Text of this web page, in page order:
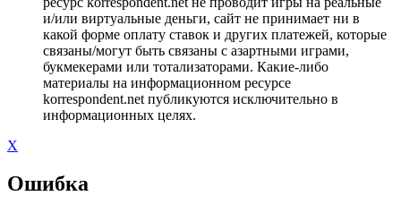
и/или виртуальные деньги, сайт не принимает ни в
какой форме оплату ставок и других платежей, которые
связаны/могут быть связаны с азартными играми,
букмекерами или тотализаторами. Какие-либо
материалы на информационном ресурсе
korrespondent.net публикуются исключительно в
информационных целях.
X
Ошибка